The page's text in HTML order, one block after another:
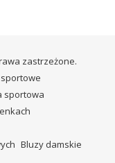
zastrzeżone.
sportowa
Bluzy damskie